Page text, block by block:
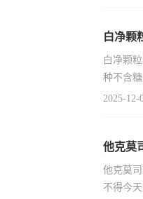
白净颗
白净颗
种不含
2025-12-
他克莫
他克莫
不得今